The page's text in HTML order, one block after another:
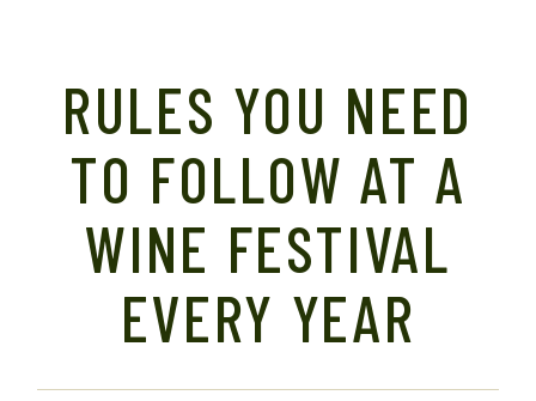
RULES YOU NEED
TO FOLLOW AT A
WINE FESTIVAL
EVERY YEAR